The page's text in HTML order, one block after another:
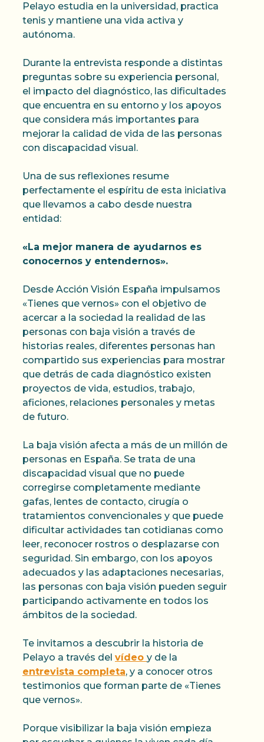
Pelayo estudia en la universidad, practica
tenis y mantiene una vida activa y
autónoma.
Durante la entrevista responde a distintas
preguntas sobre su experiencia personal,
el impacto del diagnóstico, las dificultades
que encuentra en su entorno y los apoyos
que considera más importantes para
mejorar la calidad de vida de las personas
con discapacidad visual.
Una de sus reflexiones resume
perfectamente el espíritu de esta iniciativa
que llevamos a cabo desde nuestra
entidad:
«La mejor manera de ayudarnos es
conocernos y entendernos».
Desde Acción Visión España impulsamos
«Tienes que vernos» con el objetivo de
acercar a la sociedad la realidad de las
personas con baja visión a través de
historias reales, diferentes personas han
compartido sus experiencias para mostrar
que detrás de cada diagnóstico existen
proyectos de vida, estudios, trabajo,
aficiones, relaciones personales y metas
de futuro.
La baja visión afecta a más de un millón de
personas en España. Se trata de una
discapacidad visual que no puede
corregirse completamente mediante
gafas, lentes de contacto, cirugía o
tratamientos convencionales y que puede
dificultar actividades tan cotidianas como
leer, reconocer rostros o desplazarse con
seguridad. Sin embargo, con los apoyos
adecuados y las adaptaciones necesarias,
las personas con baja visión pueden seguir
participando activamente en todos los
ámbitos de la sociedad.
Te invitamos a descubrir la historia de
Pelayo a través del vídeo y de la
entrevista completa, y a conocer otros
testimonios que forman parte de «Tienes
que vernos».
Porque visibilizar la baja visión empieza